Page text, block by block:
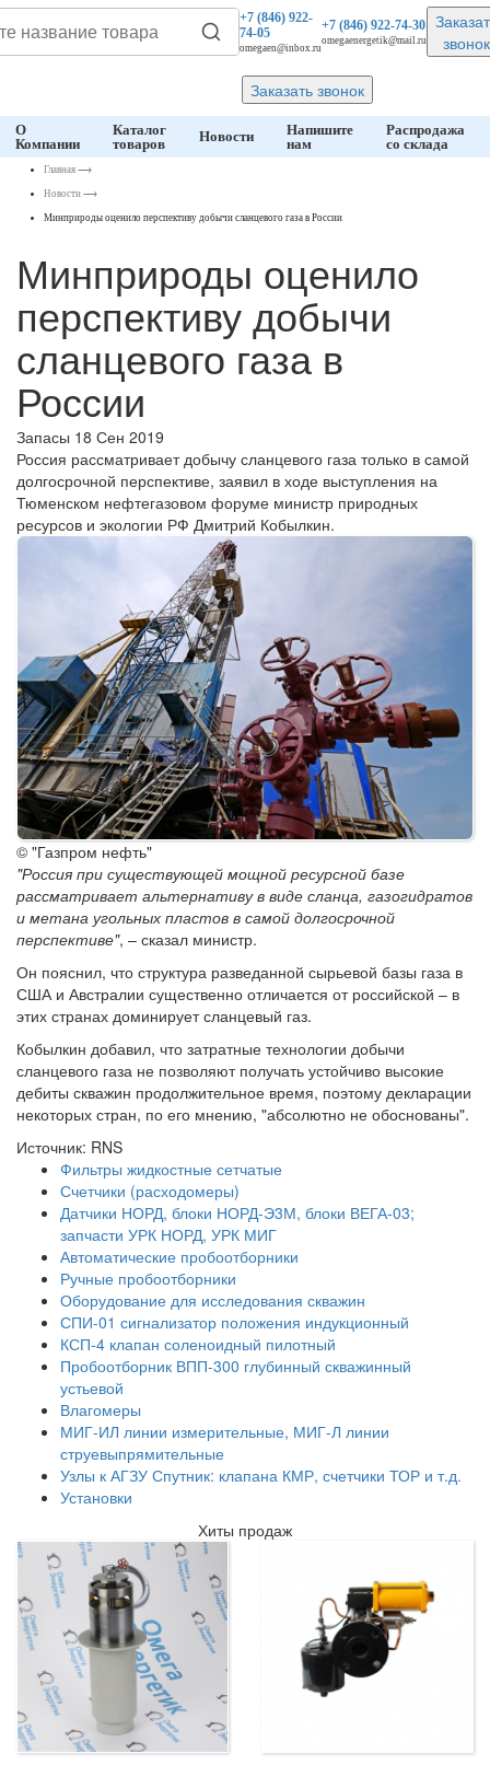
+7 (846)922-
74-05
omegaen@inbox.ru
+7 (846)922-74-30
omegaenergetik@mail.ru
звонок
Заказать звонок
О
Компании
Каталог
товаров
Новости
Напишите
нам
Распродажа
со склада
Главная ⟶
Новости ⟶
Минприроды оценило перспективу добычи сланцевого газа в России
Минприроды оценило
перспективу добычи
сланцевого газа в
России
Запасы 18 Сен 2019
Россия рассматривает добычу сланцевого газа только в самой
долгосрочной перспективе, заявил в ходе выступления на
Тюменском нефтегазовом форуме министр природных
ресурсов и экологии РФ Дмитрий Кобылкин.
© "Газпром нефть"
"Россия при существующей мощной ресурсной базе
рассматривает альтернативу в виде сланца, газогидратов
и метана угольных пластов в самой долгосрочной
перспективе", – сказал министр.
Он пояснил, что структура разведанной сырьевой базы газа в
США и Австралии существенно отличается от российской – в
этих странах доминирует сланцевый газ.
Кобылкин добавил, что затратные технологии добычи
сланцевого газа не позволяют получать устойчиво высокие
дебиты скважин продолжительное время, поэтому декларации
некоторых стран, по его мнению, "абсолютно не обоснованы".
Источник: RNS
Фильтры жидкостные сетчатые
Счетчики (расходомеры)
Датчики НОРД, блоки НОРД-Э3М, блоки ВЕГА-03;
запчасти УРК НОРД, УРК МИГ
Автоматические пробоотборники
Ручные пробоотборники
Оборудование для исследования скважин
СПИ-01 сигнализатор положения индукционный
КСП-4 клапан соленоидный пилотный
Пробоотборник ВПП-300 глубинный скважинный
устьевой
Влагомеры
МИГ-ИЛ линии измерительные, МИГ-Л линии
струевыпрямительные
Узлы к АГЗУ Спутник: клапана КМР, счетчики ТОР и т.д.
Установки
Хиты продаж